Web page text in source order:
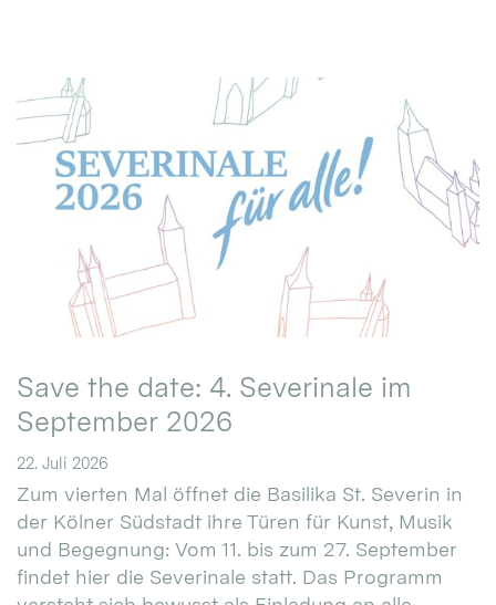
Save the date: 4. Severinale im
September 2026
22. Juli 2026
Zum vierten Mal öffnet die Basilika St. Severin in
der Kölner Südstadt ihre Türen für Kunst, Musik
und Begegnung: Vom 11. bis zum 27. September
findet hier die Severinale statt. Das Programm